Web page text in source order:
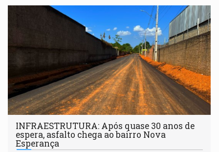
INFRAESTRUTURA: Após quase 30 anos de
espera, asfalto chega ao bairro Nova
Esperança